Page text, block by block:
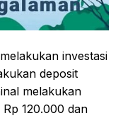
investasi
deposit
melakukan
120.000 dan